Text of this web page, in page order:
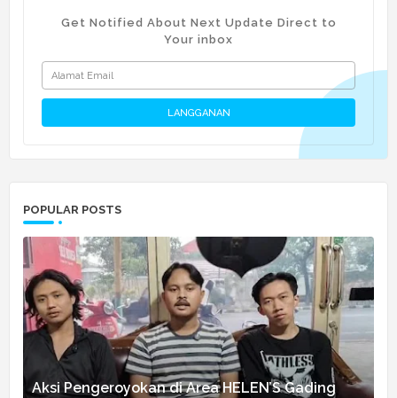
Get Notified About Next Update Direct to
Your inbox
POPULAR POSTS
Aksi Pengeroyokan di Area HELEN’S Gading